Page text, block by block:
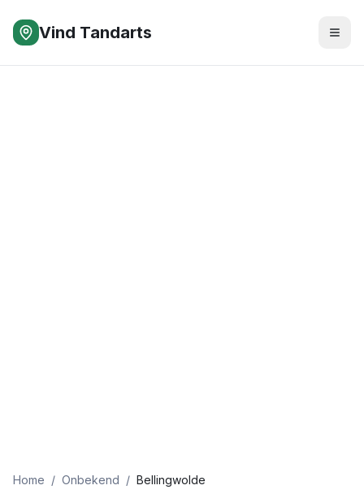
Vind Tandarts
Home / Onbekend / Bellingwolde